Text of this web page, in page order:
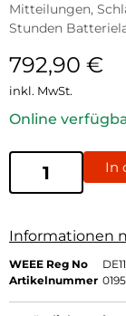
Mitteilungen,
Stunden
792,90 €
inkl. MwSt.
Online
In
Informationen
WEEE Reg No
Artikelnummer